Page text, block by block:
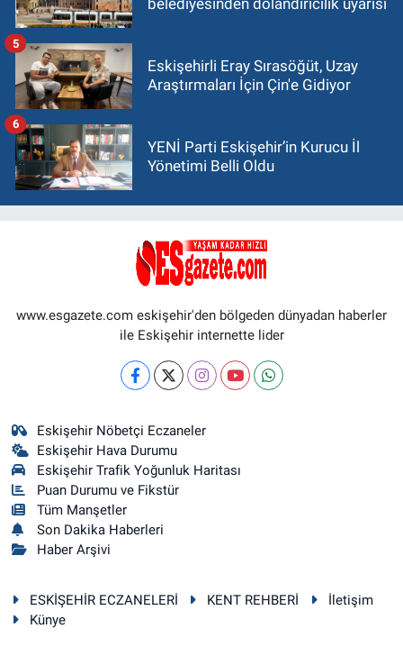
belediyesinden dolandırıcılık uyarısı
Eskişehirli Eray Sırasöğüt, Uzay
Araştırmaları İçin Çin'e Gidiyor
5
YENİ Parti Eskişehir’in Kurucu İl
Yönetimi Belli Oldu
6
www.esgazete.com eskişehir'den bölgeden dünyadan haberler
ile Eskişehir internette lider
Eskişehir Nöbetçi Eczaneler
Eskişehir Hava Durumu
Eskişehir Trafik Yoğunluk Haritası
Puan Durumu ve Fikstür
Tüm Manşetler
Son Dakika Haberleri
Haber Arşivi
ESKİŞEHİR ECZANELERİ KENT REHBERİ
İletişim
Künye